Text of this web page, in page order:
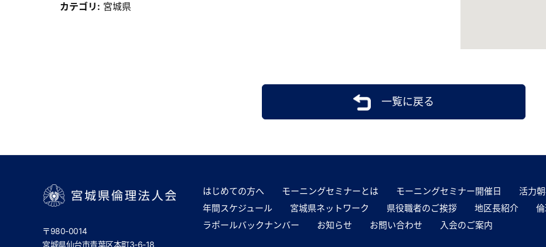
カテゴリ: 宮城県
一覧に戻る
〒980-0014
宮城県仙台市青葉区本町3-6-18
はじめての方へ モーニングセミナーとは モーニングセミナー開催日 活力
年間スケジュール
宮城県ネットワーク 県役職者のご挨拶 地区長紹介
ラポールバックナンバー
お知らせ お問い合わせ 入会のご案内